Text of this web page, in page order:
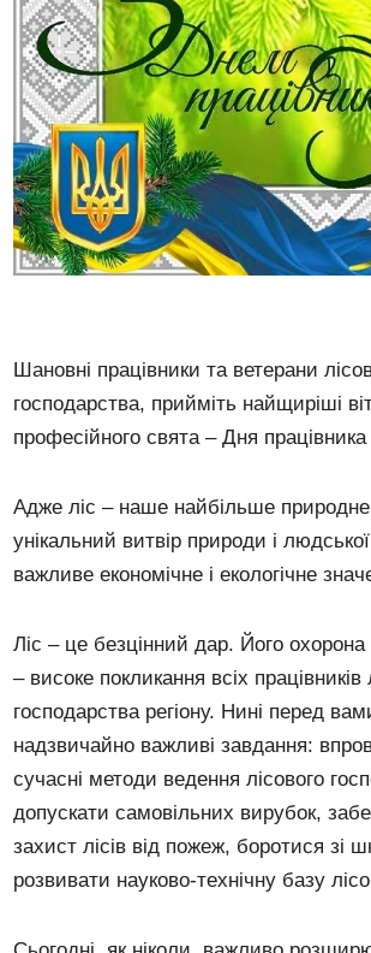
Шановні працівники та ветерани
господарства, прийміть найщиріші
професійного свята – Дня працівника
Адже ліс – наше найбільше природне
унікальний витвір природи і
важливе економічне і екологічне
Ліс – це безцінний дар. Його
– високе покликання всіх працівників
господарства регіону. Нині перед
надзвичайно важливі завдання:
сучасні методи ведення лісового
допускати самовільних вирубок,
захист лісів від пожеж, боротися зі
розвивати науково-технічну базу